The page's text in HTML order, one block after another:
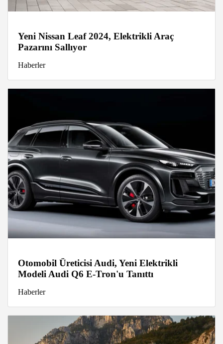
Yeni Nissan Leaf 2024, Elektrikli Araç
Pazarını Sallıyor
Haberler
Otomobil Üreticisi Audi, Yeni Elektrikli
Modeli Audi Q6 E-Tron'u Tanıttı
Haberler